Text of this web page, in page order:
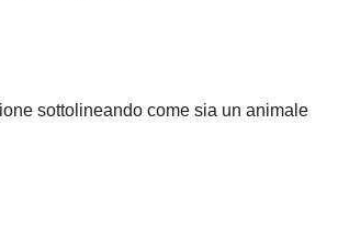
sottolineando come sia un animale